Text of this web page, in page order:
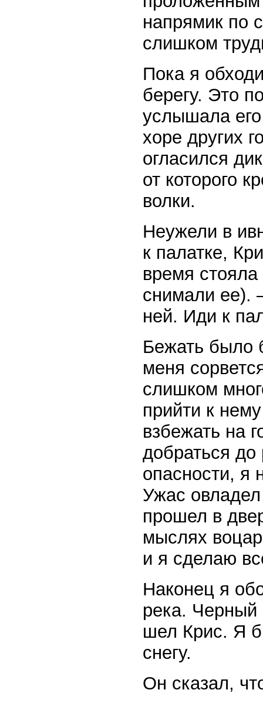
напрямик по
слишком
Пока я
берегу. Это
услышала его
хоре других
огласился
от которого
волки.
Неужели в
к палатке,
время
снимали ее).
ней. Иди к
Бежать было
меня
слишком
прийти к
взбежать на
добраться до
опасности, я
Ужас
прошел в
мыслях
и я сделаю
Наконец я
река. Черный
шел Крис. Я
снегу.
Он сказал,